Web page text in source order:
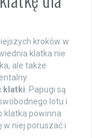
kroków w
klatka nie
ale także
klatki. Papugi są
lotu i
klatka powinna
w niej poruszać i